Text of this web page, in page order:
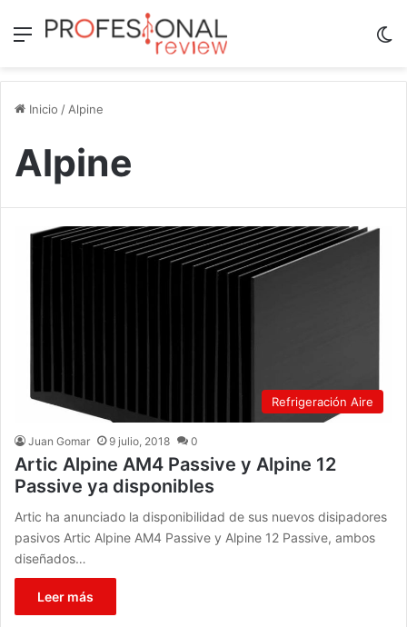
Menú
Inicio /Alpine
Alpine
Refrigeración Aire
Juan Gomar 9 julio, 2018 0
Artic Alpine AM4 Passive y Alpine 12
Passive ya disponibles
Artic ha anunciado la disponibilidad de sus nuevos disipadores
pasivos Artic Alpine AM4 Passive y Alpine 12 Passive, ambos
diseñados…
Leer más